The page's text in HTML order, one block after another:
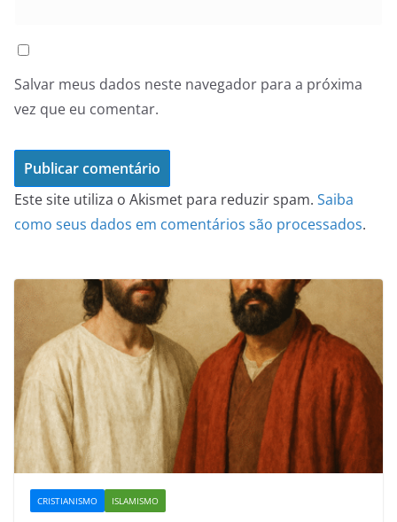
Salvar meus dados neste navegador para a próxima
vez que eu comentar.
Este site utiliza o Akismet para reduzir spam. Saiba
como seus dados em comentários são processados.
CRISTIANISMO ISLAMISMO